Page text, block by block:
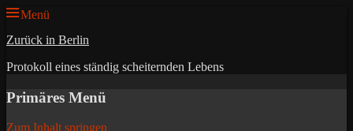
Menü
Zurück in Berlin
Protokoll eines ständig scheiternden Lebens
Primäres Menü
Zum Inhalt springen